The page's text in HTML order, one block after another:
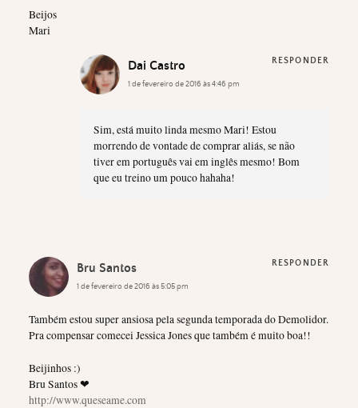
Beijos
Mari
Dai Castro
1 de fevereiro de 2016 às 4:46 pm
Sim, está muito linda mesmo Mari! Estou
morrendo de vontade de comprar aliás, se não
tiver em português vai em inglês mesmo! Bom
que eu treino um pouco hahaha!
RESPONDER
Bru Santos
1 de fevereiro de 2016 às 5:05 pm
Também estou super ansiosa pela segunda temporada do Demolidor.
Pra compensar comecei Jessica Jones que também é muito boa!!
Beijinhos :)
Bru Santos ❤
http://www.queseame.com
RESPONDER